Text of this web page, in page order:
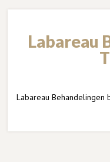
Labareau
Labareau Behandelingen